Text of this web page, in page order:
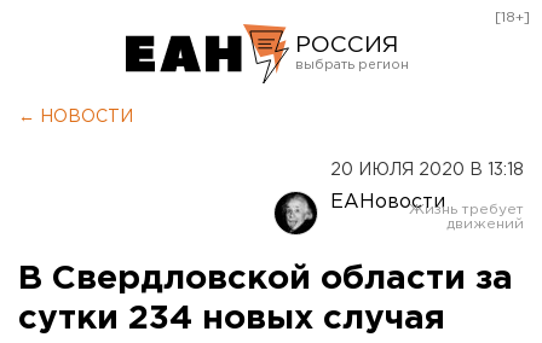
РОССИЯ
Оренбург
[18+]
← НОВОСТИ
20 ИЮЛЯ 2020 В 13:18
ЕАНовости
В Свердловской области за
сутки 234 новых случая